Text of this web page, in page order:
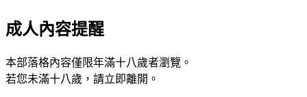
成人內容提醒
本部落格內容僅限年滿十八歲者瀏覽。
若您未滿十八歲，請立即離開。